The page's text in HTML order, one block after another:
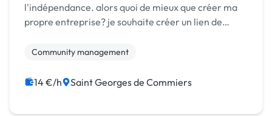
l'indépendance. alors quoi de mieux que créer ma
propre entreprise? je souhaite créer un lien de
mes clients ce qui m'as inspiré le nom. pourquoi
Community management
14 €/h Saint Georges de Commiers